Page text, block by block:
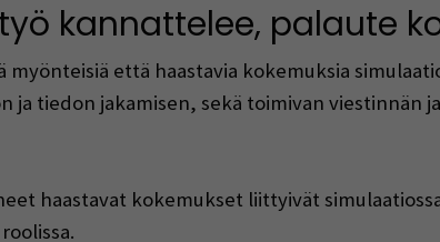
kannattelee, palaute
että haastavia kokemuksia
ja tiedon jakamisen, sekä toimivan viestinnän
haastavat kokemukset liittyivät